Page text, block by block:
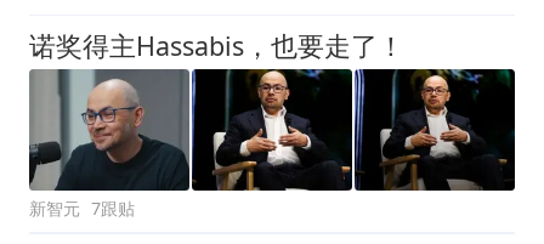
诺奖得主Hassabis，也要走了！
新智元 7跟贴